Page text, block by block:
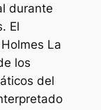
durante
El
La
los
del